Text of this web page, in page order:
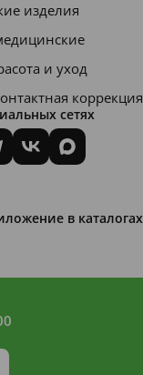
изделия
и уход
коррекция
сетях
в каталогах